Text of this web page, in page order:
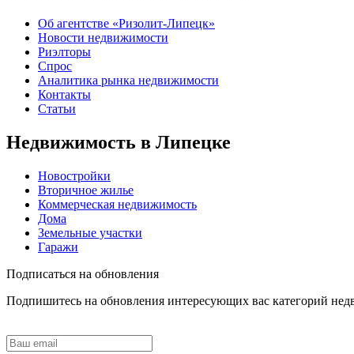
Об агентстве «Ризолит-Липецк»
Новости недвижимости
Риэлторы
Спрос
Аналитика рынка недвижимости
Контакты
Статьи
Недвижимость в Липецке
Новостройки
Вторичное жилье
Коммерческая недвижимость
Дома
Земельные участки
Гаражи
Подписаться на обновления
Подпишитесь на обновления интересующих вас категорий